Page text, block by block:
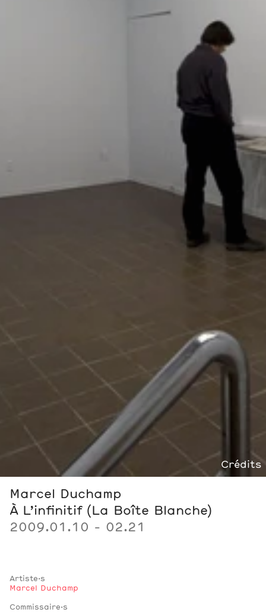
Crédits
Marcel Duchamp
À L’infinitif (La Boîte Blanche)
2009.01.10 - 02.21
Artiste·s
Marcel Duchamp
Commissaire·s